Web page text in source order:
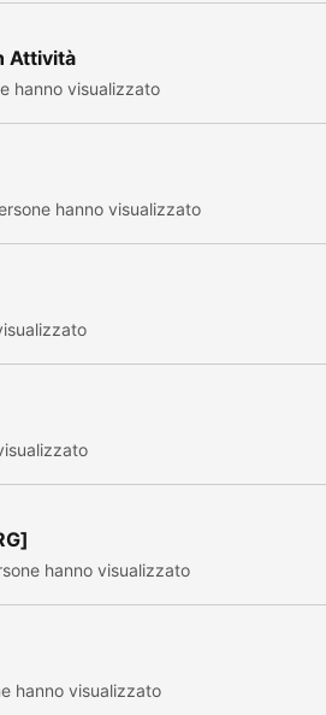
Attività
hanno visualizzato
hanno visualizzato
hanno visualizzato
hanno visualizzato